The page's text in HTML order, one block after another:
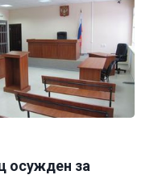
осужден за